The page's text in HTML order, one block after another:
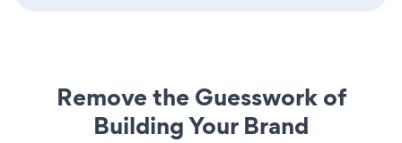
Remove the Guesswork of
Building Your Brand